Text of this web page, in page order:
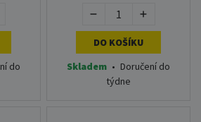
do
DO KOŠÍKU
Skladem • Doručení do
týdne